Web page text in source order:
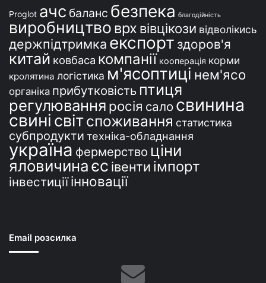
Proglot ачс баланс безпека благодійність
виробництво врх вівцікози відволікись
держпідтримка експорт здоров'я
китай ковбаса компанії кооперація корми
кролятина логістика м'ясоптиці нем'ясо
органіка прибутковість птиця
регулювання росія сало свинина
свині світспоживання статистика
субпродукти техніка-обладнання
україна фермерство ціни
яловичинаєс івенти імпорт
інвестиції інновації
Email розсилка